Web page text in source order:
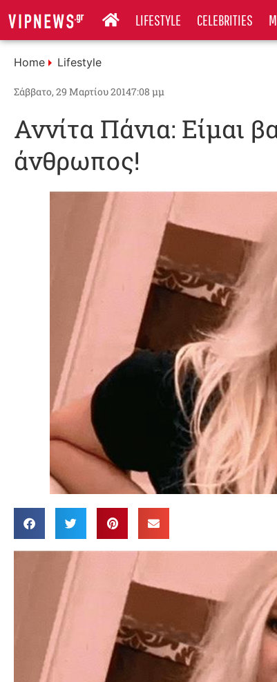
LIFESTYLE CELEBRITIES
Home Lifestyle
Σάββατο, 29 Μαρτίου 20147:08 μμ
Αννίτα Πάνια: Είμαι
άνθρωπος!